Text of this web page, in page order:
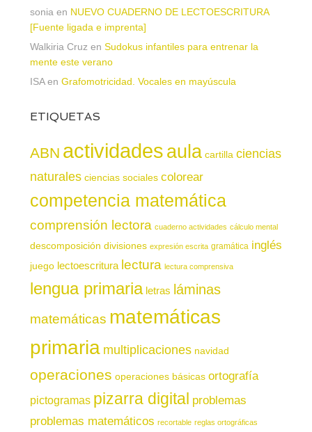
sonia en NUEVO CUADERNO DE LECTOESCRITURA
[Fuente ligada e imprenta]
Walkiria Cruz en Sudokus infantiles para entrenar la
mente este verano
ISAen Grafomotricidad. Vocales en mayúscula
ETIQUETAS
ABN actividadesaula cartilla ciencias
naturales ciencias sociales colorear
competencia matemática
comprensión lectora cuaderno actividades cálculo mental
descomposición divisiones expresión escrita gramática inglés
juego lectoescritura lectura lectura comprensiva
lengua primaria letras láminas
matemáticas matemáticas
primaria multiplicaciones navidad
operaciones operaciones básicas ortografía
pictogramas pizarra digital problemas
problemas matemáticos recortable reglas ortográficas